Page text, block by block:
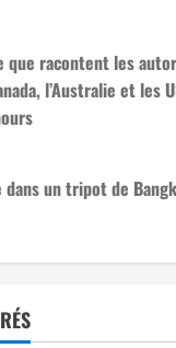
que racontent les
l’Australie et les
dans un tripot de